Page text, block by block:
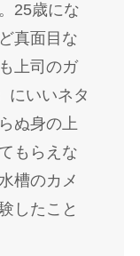
25歳にな
真面目な
上司のガ
にいいネタ
ぬ身の上
もらえな
槽のカメ
したこと